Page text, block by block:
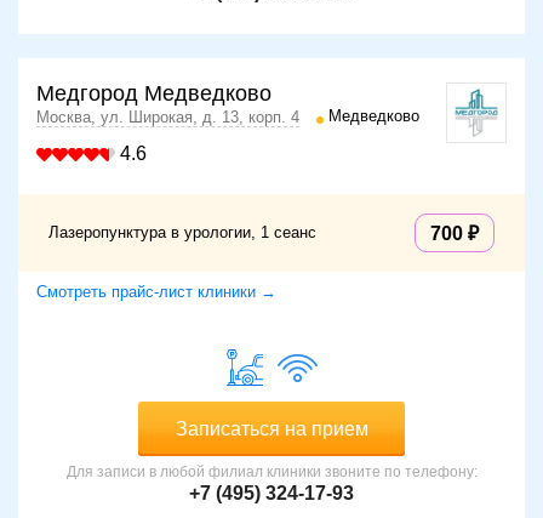
Обследование может включать:
изучение жалоб пациента и сбор анамнеза;
физикальное обследование с осмотром и
УЗИ пениса;
По итогам исследований проводится дифференциальная
отеком, рожистым воспалением крайней плоти. По
отдельным показаниям проводятся консультации с
эндокринологом, инфекционистом, аллергологом и
другими специалистами.
Медгород Медведково
Москва, ул. Широкая, д. 13, корп. 4 Медведково
4.6
Лазеропунктура в урологии, 1 сеанс 700
Смотреть прайс-лист клиники →
Записаться на прием
Для записи в любой филиал клиники звоните по телефону:
+7 (495) 324-17-93